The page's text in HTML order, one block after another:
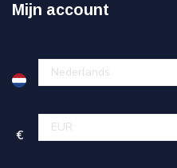
Mijn account
€